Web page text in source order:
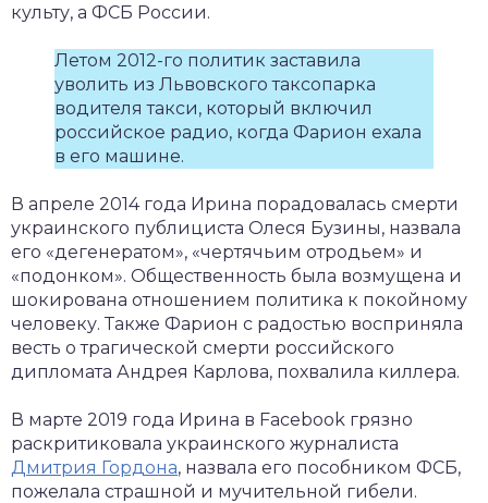
культу, а ФСБ России.
Летом 2012-го политик заставила
уволить из Львовского таксопарка
водителя такси, который включил
российское радио, когда Фарион ехала
в его машине.
В апреле 2014 года Ирина порадовалась смерти
украинского публициста Олеся Бузины, назвала
его «дегенератом», «чертячьим отродьем» и
«подонком». Общественность была возмущена и
шокирована отношением политика к покойному
человеку. Также Фарион с радостью восприняла
весть о трагической смерти российского
дипломата Андрея Карлова, похвалила киллера.
В марте 2019 года Ирина в Facebook грязно
раскритиковала украинского журналиста
Дмитрия Гордона, назвала его пособником ФСБ,
пожелала страшной и мучительной гибели.